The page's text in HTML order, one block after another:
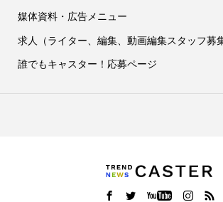
媒体資料・広告メニュー
求人（ライター、編集、動画編集スタッフ募集
誰でもキャスター！応募ページ